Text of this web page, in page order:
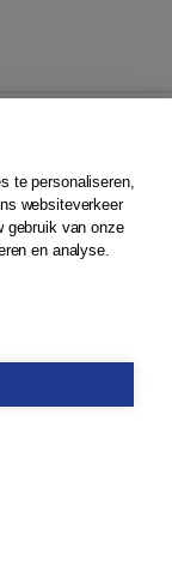
te personaliseren,
websiteverkeer
gebruik van onze
en analyse.